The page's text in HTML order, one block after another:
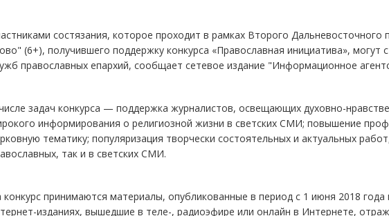
состязания, которое проходит в рамках Второго
(6+), получившего поддержку конкурса «Православная инициатива», могут
православных епархий, сообщает сетевое издание "Информационное
задач конкурса — поддержка журналистов, освещающих духовно-
информирования о религиозной жизни в светских СМИ; повышение
тематику; популяризация творчески состоятельных и актуальных
так и в светских СМИ.
конкурс принимаются материалы, опубликованные в период с 1 июня 2018
изданиях, вышедшие в теле-, радиоэфире или онлайн в Интернете,